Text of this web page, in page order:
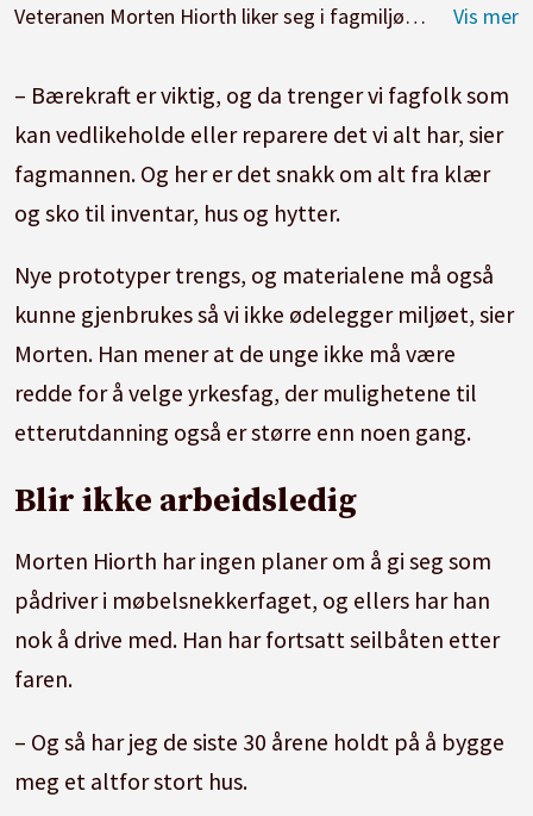
Veteranen Morten Hiorth liker seg i fagmiljøene, og tar gjerne turen rundt til mesterskapene som blir arrangert.
– Bærekraft er viktig, og da trenger vi fagfolk som
kan vedlikeholde eller reparere det vi alt har, sier
fagmannen. Og her er det snakk om alt fra klær
og sko til inventar, hus og hytter.
Nye prototyper trengs, og materialene må også
kunne gjenbrukes så vi ikke ødelegger miljøet, sier
Morten. Han mener at de unge ikke må være
redde for å velge yrkesfag, der mulighetene til
etterutdanning også er større enn noen gang.
Blir ikke arbeidsledig
Morten Hiorth har ingen planer om å gi seg som
pådriver i møbelsnekkerfaget, og ellers har han
nok å drive med. Han har fortsatt seilbåten etter
faren.
– Og så har jeg de siste 30 årene holdt på å bygge
meg et altfor stort hus.